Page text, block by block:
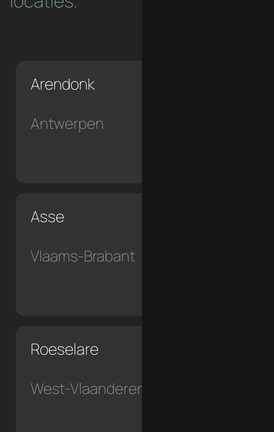
Arendonk
Antwerpen
Asse
Vlaams-Brabant
Roeselare
West-Vlaanderen